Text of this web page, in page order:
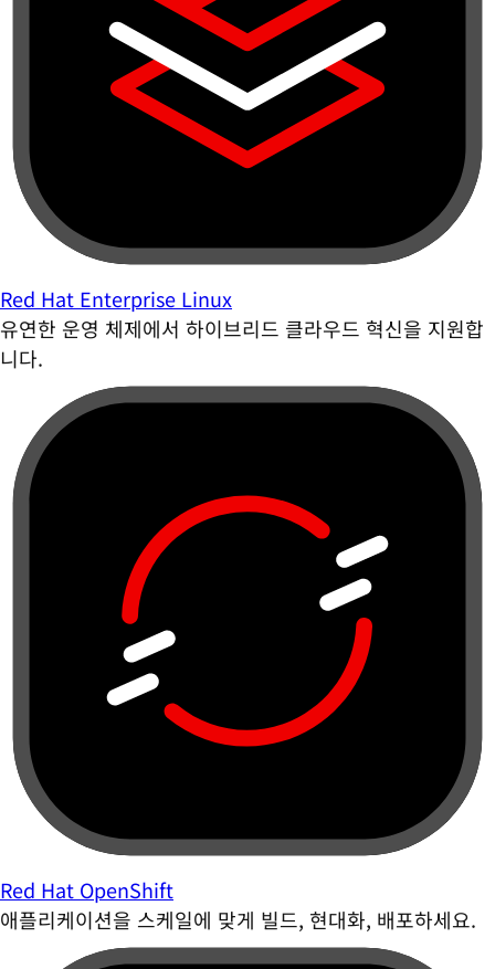
Red Hat Enterprise Linux
유연한 운영 체제에서 하이브리드 클라우드 혁신을 지원합
니다.
Red Hat OpenShift
애플리케이션을 스케일에 맞게 빌드, 현대화, 배포하세요.